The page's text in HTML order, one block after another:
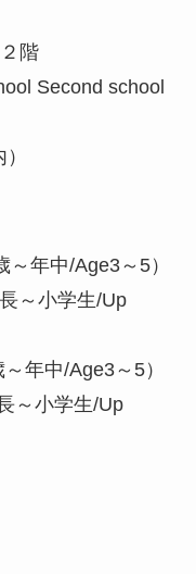
階
Second school
年中/Age3～5）
～小学生/Up
年中/Age3～5）
～小学生/Up